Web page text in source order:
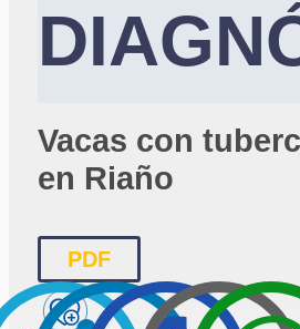
Vacas con
en Riaño
PDF